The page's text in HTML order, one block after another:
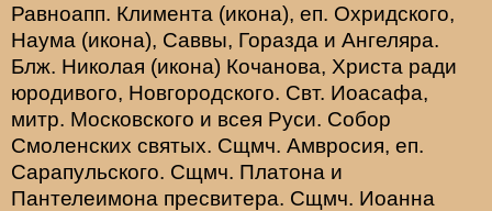
Равноапп. Климента (икона), еп. Охридского,
Наума (икона), Саввы, Горазда и Ангеляра.
Блж. Николая (икона) Кочанова, Христа ради
юродивого, Новгородского. Свт. Иоасафа,
митр. Московского и всея Руси. Собор
Смоленских святых. Сщмч. Амвросия, еп.
Сарапульского. Сщмч. Платона и
Пантелеимона пресвитера. Сщмч. Иоанна